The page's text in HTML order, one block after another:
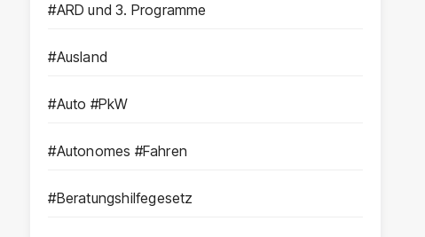
#ARD und 3. Programme
#Ausland
#Auto #PkW
#Autonomes #Fahren
#Beratungshilfegesetz